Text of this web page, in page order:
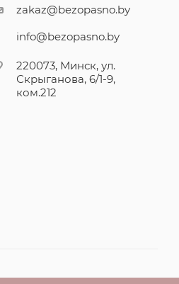
zakaz@bezopasno.by
info@bezopasno.by
220073, Минск, ул.
Скрыганова, 6/1-9,
ком.212